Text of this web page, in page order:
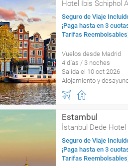
Hotel Ibis Schiphol
Seguro de Viaje
¡Paga hasta en 3
Tarifas
Vuelos desde Madrid
4 días / 3 noches
Salida el 10 oct 2026
Alojamiento y
Estambul
İstanbul Dede Hotel
Seguro de Viaje
¡Paga hasta en 3
Tarifas